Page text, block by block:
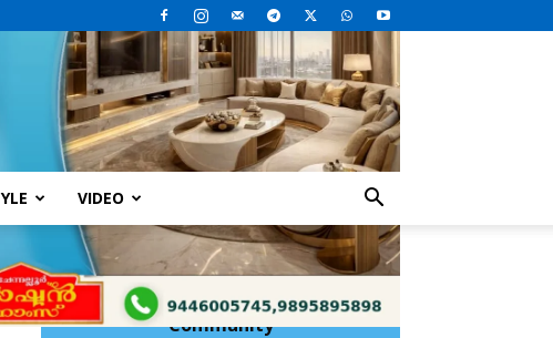
VIDEO
വിതരണത്തിനായി
Click Here toJoinWhatsApp
Community